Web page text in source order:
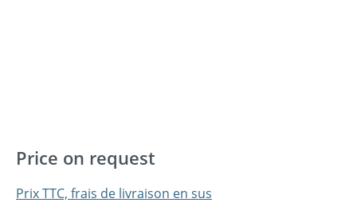
Price on request
Prix TTC, frais de livraison en sus